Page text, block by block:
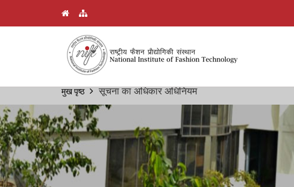
Skip
main
content
Breadcrumb
मुख पृष्ठ सूचना का अधिकार अधिनियम